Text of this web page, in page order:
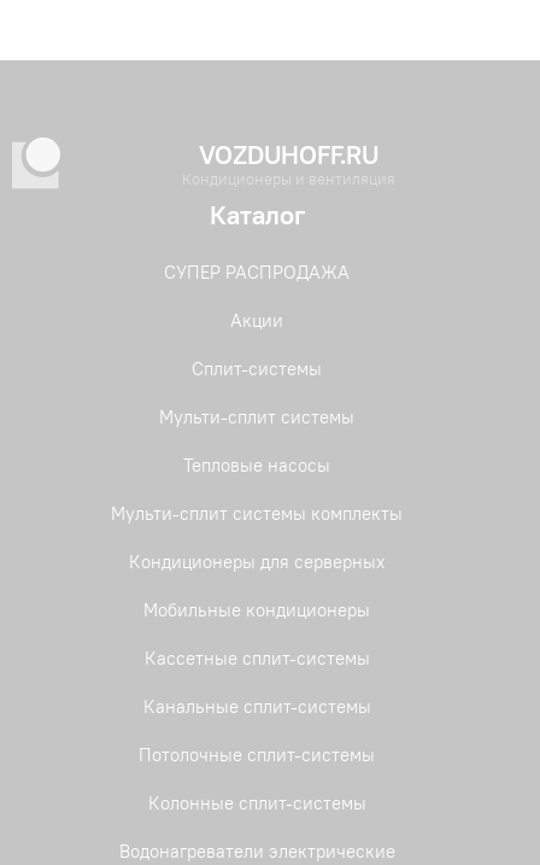
VOZDUHOFF.RU
Кондиционеры и вентиляция
Каталог
СУПЕР РАСПРОДАЖА
Акции
Сплит-системы
Мульти-сплит системы
Тепловые насосы
Мульти-сплит системы комплекты
Кондиционеры для серверных
Мобильные кондиционеры
Кассетные сплит-системы
Канальные сплит-системы
Потолочные сплит-системы
Колонные сплит-системы
Водонагреватели электрические